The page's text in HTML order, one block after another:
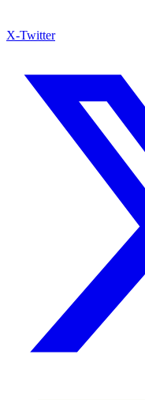
X-Twitter